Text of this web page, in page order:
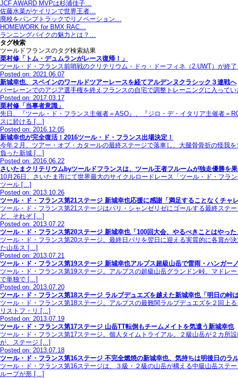
JCF AWARD MVPは杉浦佳子…
佐藤水菜がケイリンで世界王者…
廃校をパンプトラックでリノベーション…
HOMEWORK for BMX RAC…
ランニングバイクの魅力とは？…
タグ検索
ツールドフランスのタグ検索結果
栗村修「トム・デュムランがレース復帰！」
ツール・ド・フランス前哨戦のクリテリウム・ドゥ・ドーフィネ（2.UWT）が
Posted on: 2021.06.07
新城幸也、スペインのワールドツアーレースを経てアルデンヌクラシック３連戦へ
バーレーンでのアジア選手権を終えフランスの自宅で調整トレーニングに入っ
Posted on: 2017.03.17
栗村修「当事者意識」
先日、『ツール・ド・フランス主催者＝ASO』、『ジロ・デ・イタリア主催者＝
スに於ける […]
Posted on: 2016.12.05
新城幸也が完全復活！2016ツール・ド・フランス出場決定！
今年２月、ツアー・オブ・カタールの最終ステージで落車し、大腿骨骨折の怪我
負った新城 […]
Posted on: 2016.06.22
さいたまクリテリウムbyツールドフランスは、ツール王者フルームが独走優勝を
10月26日、さいたま市にて世界最大のサイクルロードレース「ツール・ド・フ
ツール […]
Posted on: 2013.10.26
ツール・ド・フランス第21ステージ 新城幸也応援に感謝「満足することなくチャ
ツール・ド・フランス第21ステージはパリ・シャンゼリゼにゴールする最終ステ
ど、それぞ […]
Posted on: 2013.07.22
ツール・ド・フランス第20ステージ 新城幸也「100回大会、やるべきことはやった
ツール・ド・フランス第20ステージ、最終日パリを翌日に迎える実質的に各賞が
た山岳ス […]
Posted on: 2013.07.21
ツール・ド・フランス第19ステージ 新城幸也アルプス超級山岳で雷雨・ハンガー
ツール・ド・フランス第19ステージ。アルプスの超級山岳グランドン峠、マドレ
で単独で […]
Posted on: 2013.07.20
ツール・ド・フランス第18ステージ ラルブデュエズを越えた新城幸也「明日の峠
ツール・ド・フランス第18ステージ。アルプスの最難関ラルプデュエズを２回上
リストフ・リ […]
Posted on: 2013.07.19
ツール・ド・フランス第17ステージ 山岳TT転倒もチームメイトを気遣う新城幸也
ツール・ド・フランス第17ステージ。個人タイムトライアル。２級山岳が２カ所
が、ステージ […]
Posted on: 2013.07.18
ツール・ド・フランス第16ステージ 不完全燃焼の新城幸也、気持ちは明後日のラ
ツール・ド・フランス第16ステージは、３級・２級の山岳が構える中級山岳ステ
ループが形 […]